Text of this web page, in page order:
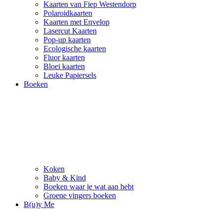
Kaarten van Fiep Westendorp
Polaroidkaarten
Kaarten met Envelop
Lasercut Kaarten
Pop-up kaarten
Ecologische kaarten
Fluor kaarten
Bloei kaarten
Leuke Papiersels
Boeken
Koken
Baby & Kind
Boeken waar je wat aan hebt
Groene vingers boeken
B(u)y Me